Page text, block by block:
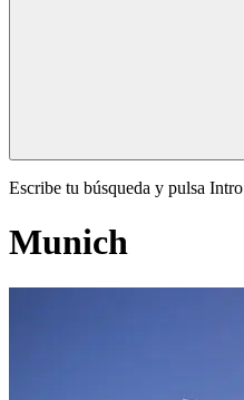
Escribe tu búsqueda y pulsa Intro
Munich